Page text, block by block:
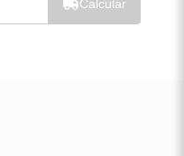
Calcular